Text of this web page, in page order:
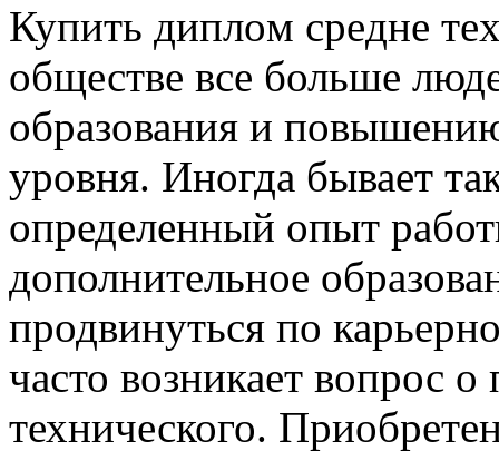
Купить диплoм срeднe
обществе все больше
образования и
уровня. Иногда бывает
определенный опыт
дополнительное
продвинуться по
часто возникает вопрос
технического.